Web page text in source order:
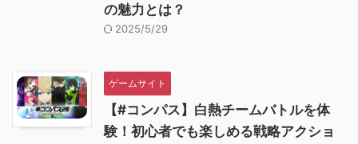
の魅力とは？
2025/5/29
ゲームサイト
【#コンパス】白熱チームバトルを体
験！初心者でも楽しめる戦略アクショ